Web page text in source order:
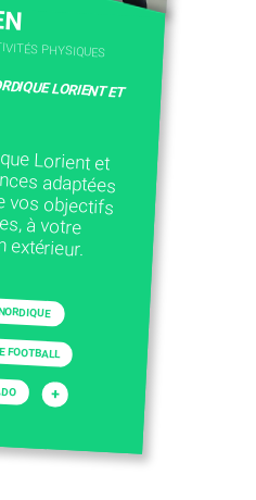
PHYSIQUES
LORIENT ET
Lorient et
adaptées
vos objectifs
à votre
extérieur.
FOOTBALL
+